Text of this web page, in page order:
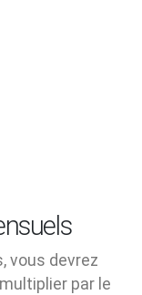
vous devrez
par le